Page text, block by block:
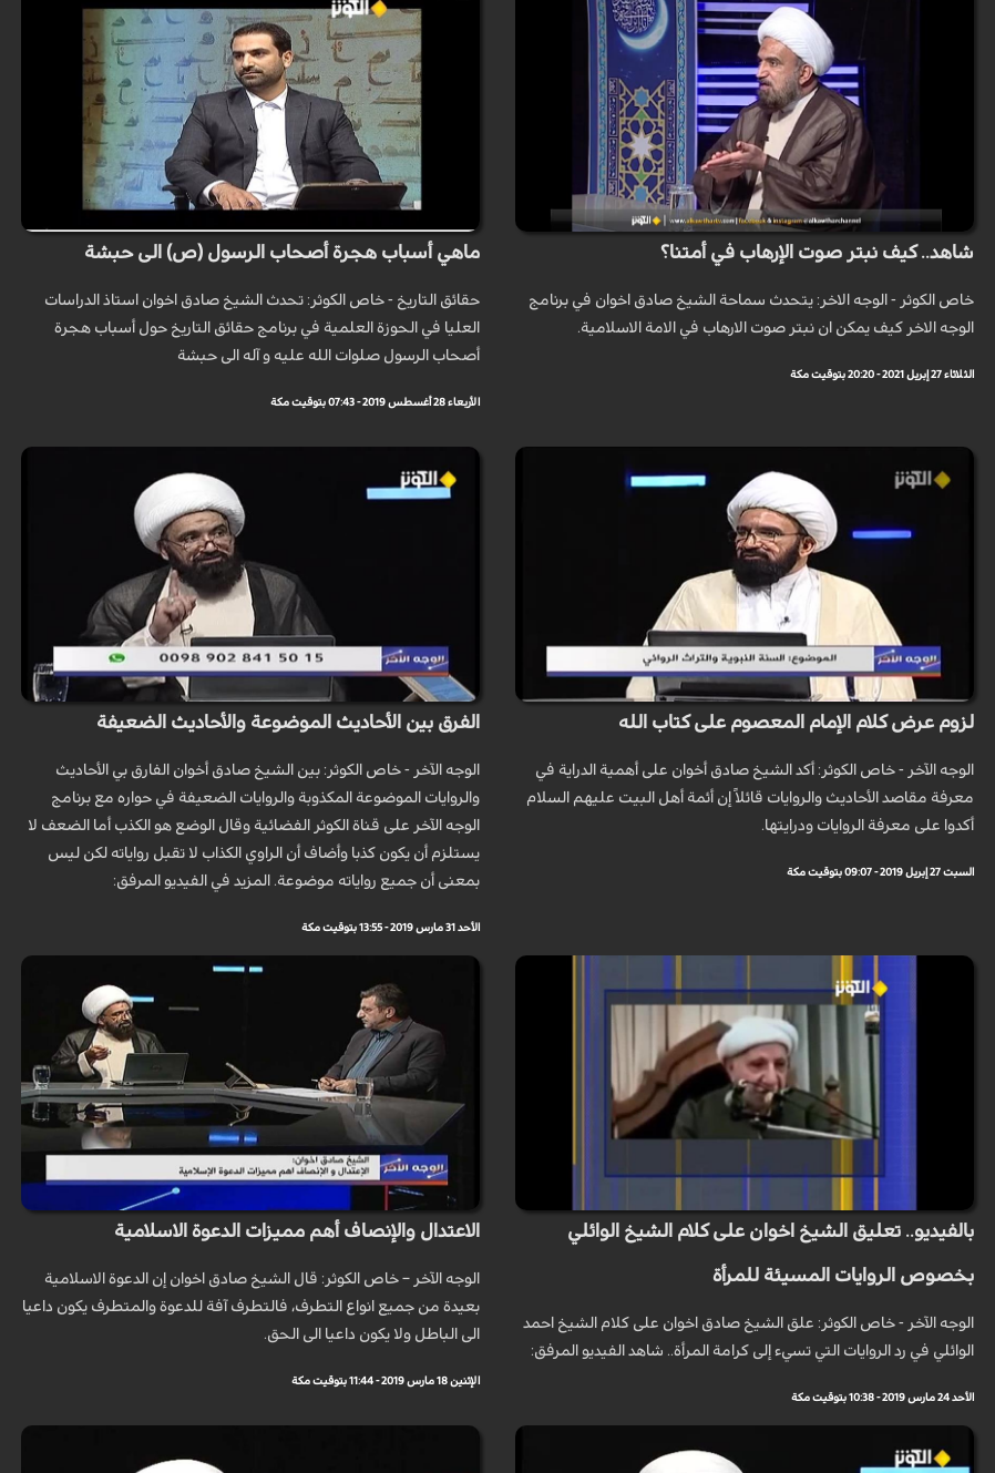
شاهد.. كيف نبتر صوت الإرهاب في أمتنا؟
خاص الكوثر - الوجه الاخر: يتحدث سماحة الشيخ صادق اخوان في برنامج
الوجه الاخر كيف يمكن ان نبتر صوت الارهاب في الامة الاسلامية.
الثلاثاء 27 إبريل 2021 - 20:20 بتوقيت مكة
ماهي أسباب هجرة أصحاب الرسول (ص) الى حبشة
حقائق التاريخ - خاص الكوثر: تحدث الشيخ صادق اخوان استاذ الدراسات
العليا في الحوزة العلمية في برنامج حقائق التاريخ حول أسباب هجرة
أصحاب الرسول صلوات الله عليه و آله الى حبشة
الأربعاء 28 أغسطس 2019 - 07:43 بتوقيت مكة
لزوم عرض كلام الإمام المعصوم على كتاب الله
الوجه الآخر - خاص الكوثر: أكد الشيخ صادق أخوان على أهمية الدراية في
معرفة مقاصد الأحاديث والروايات قائلاً إن أئمة أهل البيت عليهم السلام
أكدوا على معرفة الروايات ودرايتها.
السبت 27 إبريل 2019 - 09:07 بتوقيت مكة
الفرق بين الأحاديث الموضوعة والأحاديث الضعيفة
الوجه الآخر - خاص الكوثر: بين الشيخ صادق أخوان الفارق بي الأحاديث
والروايات الموضوعة المكذوبة والروايات الضعيفة في حواره مع برنامج
الوجه الآخر على قناة الكوثر الفضائية وقال الوضع هو الكذب أما الضعف لا
يستلزم أن يكون كذبا وأضاف أن الراوي الكذاب لا تقبل رواياته لكن ليس
بمعنى أن جميع رواياته موضوعة. المزيد في الفيديو المرفق:
الأحد 31 مارس 2019 - 13:55 بتوقيت مكة
بالفيديو.. تعليق الشيخ اخوان على كلام الشيخ الوائلي
بخصوص الروايات المسيئة للمرأة
الوجه الآخر - خاص الكوثر: علق الشيخ صادق اخوان على كلام الشيخ احمد
الوائلي في رد الروايات التي تسيء إلى كرامة المرأة.. شاهد الفيديو المرفق:
الأحد 24 مارس 2019 - 10:38 بتوقيت مكة
الاعتدال والإنصاف أهم مميزات الدعوة الاسلامية
الوجه الآخر – خاص الكوثر: قال الشيخ صادق اخوان إن الدعوة الاسلامية
بعيدة من جميع انواع التطرف، فالتطرف آفة للدعوة والمتطرف يكون داعيا
الى الباطل ولا يكون داعيا الى الحق.
الإثنين 18 مارس 2019 - 11:44 بتوقيت مكة